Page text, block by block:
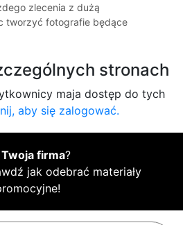
zlecenia z dużą
tworzyć fotografie będące
stronach
maja dostęp do tych
aby się zalogować.
firma?
jak odebrać materiały